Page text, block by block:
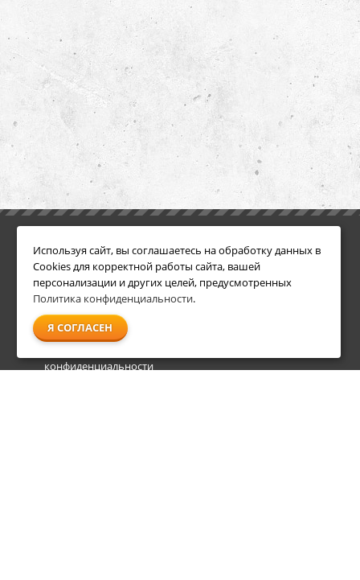
Условия возврата
О компании
Доставка
Оплата
Гарантия и сервис
конфиденциальности
Акции
Используя сайт, вы соглашаетесь на обработку данных в
Cookies для корректной работы сайта, вашей
персонализации и других целей, предусмотренных
Политика конфиденциальности.
Я СОГЛАСЕН